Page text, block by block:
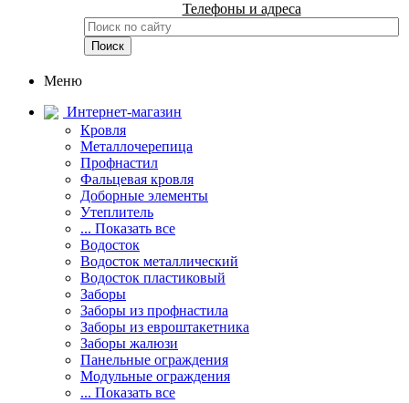
Телефоны и адреса
Меню
Интернет-магазин
Кровля
Металлочерепица
Профнастил
Фальцевая кровля
Доборные элементы
Утеплитель
... Показать все
Водосток
Водосток металлический
Водосток пластиковый
Заборы
Заборы из профнастила
Заборы из евроштакетника
Заборы жалюзи
Панельные ограждения
Модульные ограждения
... Показать все